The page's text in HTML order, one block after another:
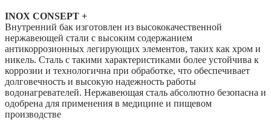
INOX CONSEPT +
Внутренний бак изготовлен из высококачественной
нержавеющей стали с высоким содержанием
антикоррозионных легирующих элементов, таких как хром и
никель. Сталь с такими характеристиками более устойчива к
коррозии и технологична при обработке, что обеспечивает
долговечность и высокую надежность работы
водонагревателей. Нержавеющая сталь абсолютно безопасна и
одобрена для применения в медицине и пищевом
производстве